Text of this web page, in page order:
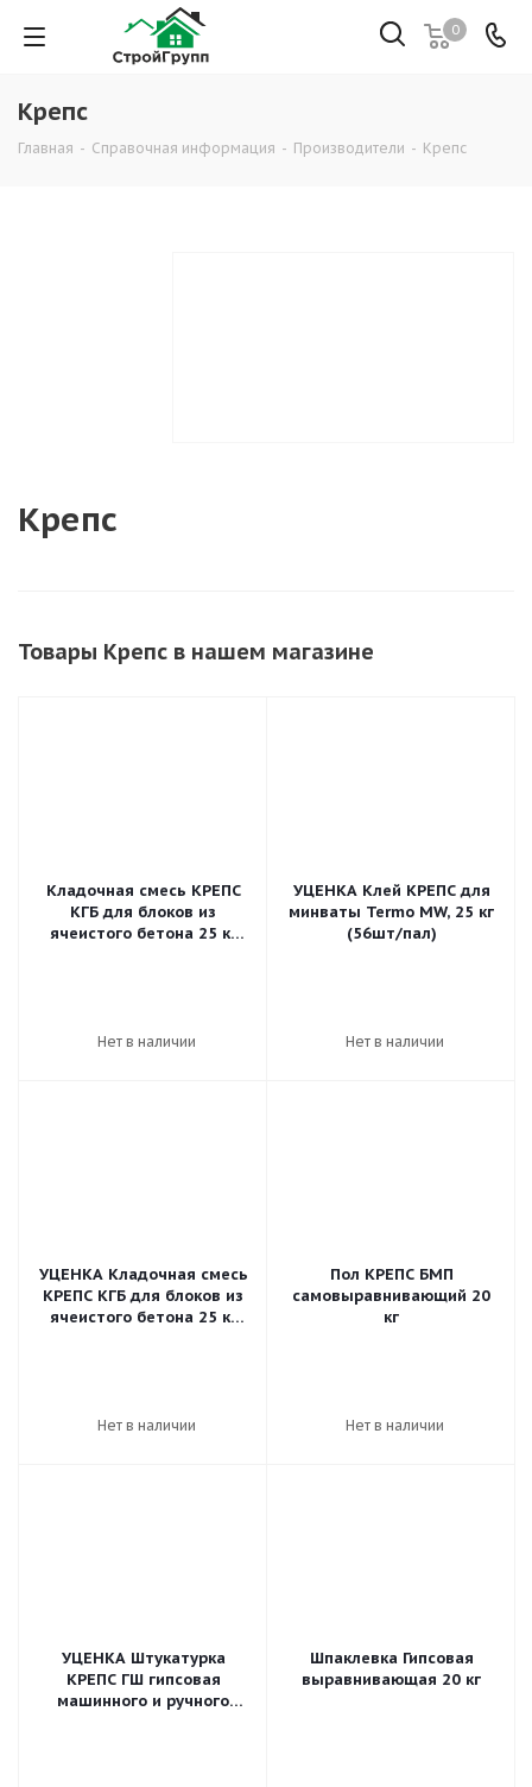
0
Крепс
Главная - Справочная информация - Производители - Крепс
Крепс
Товары Крепс в нашем магазине
Кладочная смесь КРЕПС
КГБ для блоков из
ячеистого бетона 25 кг
Нет в наличии
УЦЕНКА Клей КРЕПС для
минваты Termo MW, 25 кг
(56шт/пал)
Нет в наличии
УЦЕНКА Кладочная смесь
КРЕПС КГБ для блоков из
ячеистого бетона 25 кг
Нет в наличии
Пол КРЕПС БМП
самовыравнивающий 20
кг
Нет в наличии
УЦЕНКА Штукатурка
КРЕПС ГШ гипсовая
машинного и ручного
Шпаклевка Гипсовая
выравнивающая 20 кг